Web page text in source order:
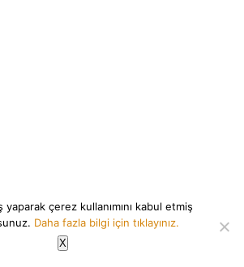
çerez kullanımını kabul etmiş
Daha fazla bilgi için tıklayınız.
X